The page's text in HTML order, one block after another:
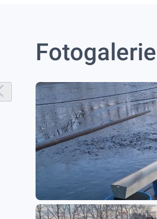
Fotogalerie